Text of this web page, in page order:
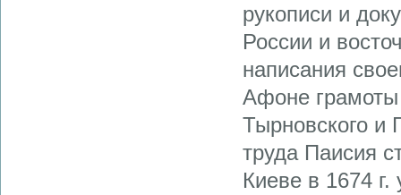
рукописи и
России и
написания
Афоне грамоты
Тырновского и
труда Паисия
Киеве в 1674 г.